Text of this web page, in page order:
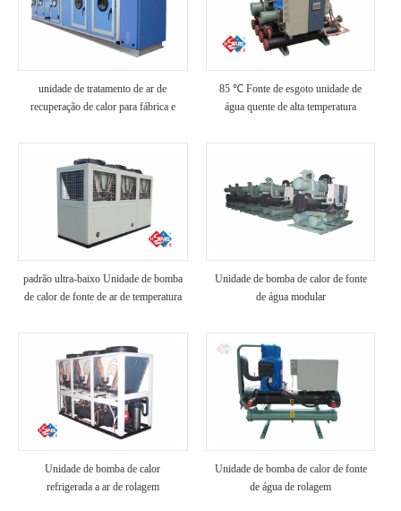
unidade de tratamento de ar de
recuperação de calor para fábrica e
85 ℃ Fonte de esgoto unidade de
água quente de alta temperatura
padrão ultra-baixo Unidade de bomba
de calor de fonte de ar de temperatura
Unidade de bomba de calor de fonte
de água modular
Unidade de bomba de calor
refrigerada a ar de rolagem
Unidade de bomba de calor de fonte
de água de rolagem